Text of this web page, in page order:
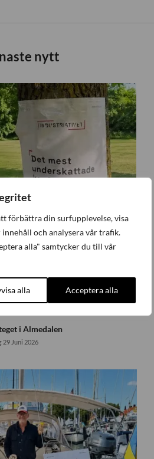
förbättra din surfupplevelse, visa
och analysera vår trafik.
alla" samtycker du till vår
alla Acceptera alla
nytt
i Almedalen
29 Juni 2026